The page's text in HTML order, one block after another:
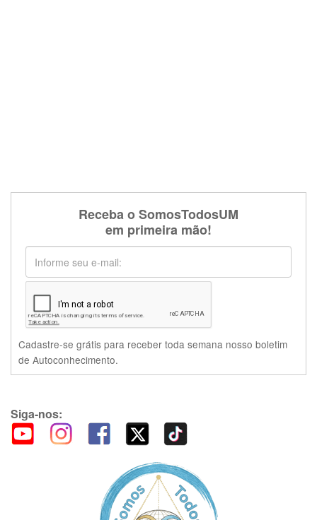
Receba o SomosTodosUM
em primeira mão!
Cadastre-se grátis para receber toda semana nosso boletim
de Autoconhecimento.
Siga-nos: